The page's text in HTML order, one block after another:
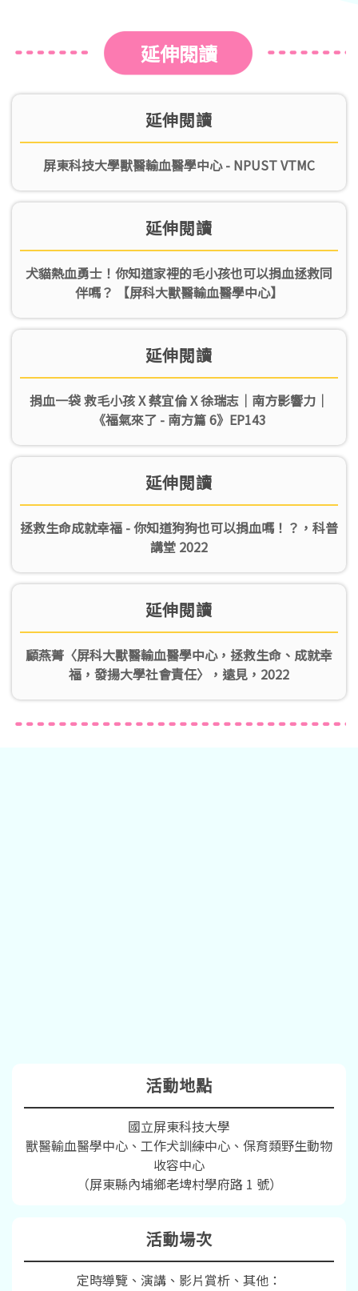
延伸閱讀
延伸閱讀
屏東科技大學獸醫輸血醫學中心 - NPUST VTMC
延伸閱讀
犬貓熱血勇士！你知道家裡的毛小孩也可以捐血拯救同
伴嗎？ 【屏科大獸醫輸血醫學中心】
延伸閱讀
捐血一袋 救毛小孩 X 蔡宜倫 X 徐瑞志｜南方影響力｜
《福氣來了 - 南方篇 6》EP143
延伸閱讀
拯救生命成就幸福 - 你知道狗狗也可以捐血嗎！？，科普
講堂 2022
延伸閱讀
顧燕菁〈屏科大獸醫輸血醫學中心，拯救生命、成就幸
福，發揚大學社會責任〉，遠見，2022
活動地點
國立屏東科技大學
獸醫輸血醫學中心、工作犬訓練中心、保育類野生動物
收容中心
（屏東縣內埔鄉老埤村學府路 1 號）
活動場次
定時導覽、演講、影片賞析、其他：